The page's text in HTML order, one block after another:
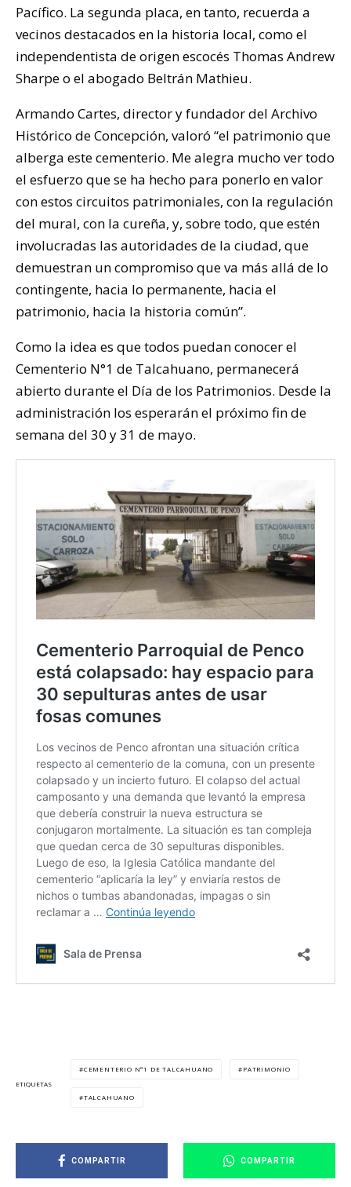
Pacífico. La segunda placa, en tanto, recuerda a
vecinos destacados en la historia local, como el
independentista de origen escocés Thomas Andrew
Sharpe o el abogado Beltrán Mathieu.
Armando Cartes, director y fundador del Archivo
Histórico de Concepción, valoró “el patrimonio que
alberga este cementerio. Me alegra mucho ver todo
el esfuerzo que se ha hecho para ponerlo en valor
con estos circuitos patrimoniales, con la regulación
del mural, con la cureña, y, sobre todo, que estén
involucradas las autoridades de la ciudad, que
demuestran un compromiso que va más allá de lo
contingente, hacia lo permanente, hacia el
patrimonio, hacia la historia común”.
Como la idea es que todos puedan conocer el
Cementerio N°1 de Talcahuano, permanecerá
abierto durante el Día de los Patrimonios. Desde la
administración los esperarán el próximo fin de
semana del 30 y 31 de mayo.
ETIQUETAS
CEMENTERIO N°1 DE TALCAHUANO PATRIMONIO
TALCAHUANO
COMPARTIR COMPARTIR